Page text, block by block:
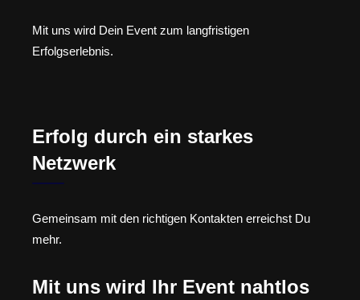
Mit uns wird Dein Event zum langfristigen
Erfolgserlebnis.
Erfolg durch ein starkes
Netzwerk
Gemeinsam mit den richtigen Kontakten erreichst Du
mehr.
Mit uns wird Ihr Event nahtlos